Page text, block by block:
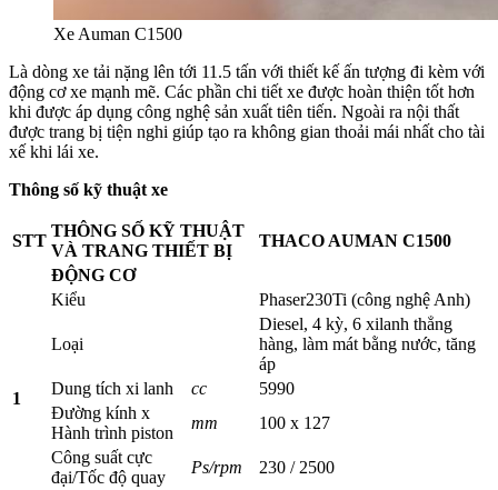
Xe Auman C1500
Là dòng xe tải nặng lên tới 11.5 tấn với thiết kế ấn tượng đi kèm với
động cơ xe mạnh mẽ. Các phần chi tiết xe được hoàn thiện tốt hơn
khi được áp dụng công nghệ sản xuất tiên tiến. Ngoài ra nội thất
được trang bị tiện nghi giúp tạo ra không gian thoải mái nhất cho tài
xế khi lái xe.
Thông số kỹ thuật xe
STT
THÔNG SỐ KỸ THUẬT
VÀ TRANG THIẾT BỊ
THACO AUMAN C1500
1
ĐỘNG CƠ
Kiểu
Phaser230Ti (công nghệ Anh)
Loại
Diesel, 4 kỳ, 6 xilanh thẳng
hàng, làm mát bằng nước, tăng
áp
Dung tích xi lanh
cc
5990
Đường kính x
Hành trình piston
mm
100 x 127
Công suất cực
đại/Tốc độ quay
Ps/rpm
230 / 2500